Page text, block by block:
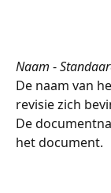
Naam -
De naam van
revisie zich
De
het document.